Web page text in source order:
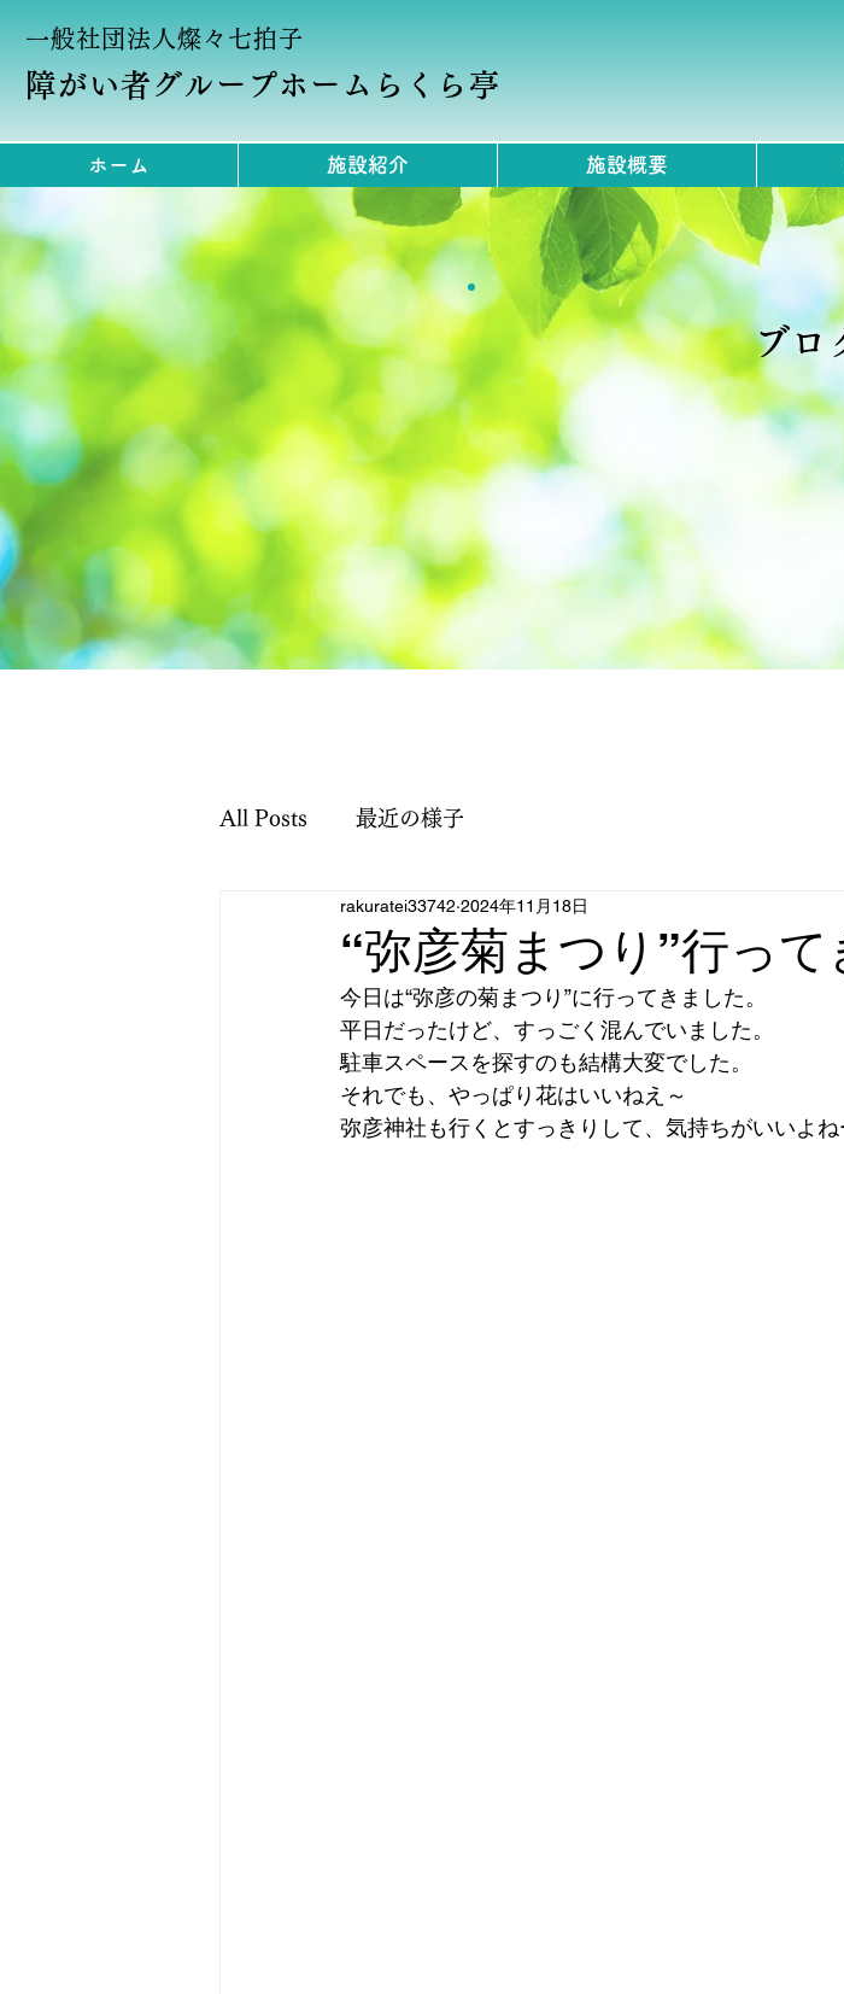
一般社団法人燦々七拍子
障がい者グループホームらくら亭
ホーム 施設紹介 施設概要
ブロ
All Posts 最近の様子
“弥彦菊まつり”行って
rakuratei33742 2024年11月18日
今日は“弥彦の菊まつり”に行ってきました。
平日だったけど、すっごく混んでいました。
駐車スペースを探すのも結構大変でした。
それでも、やっぱり花はいいねえ～
弥彦神社も行くとすっきりして、気持ちがいいよね